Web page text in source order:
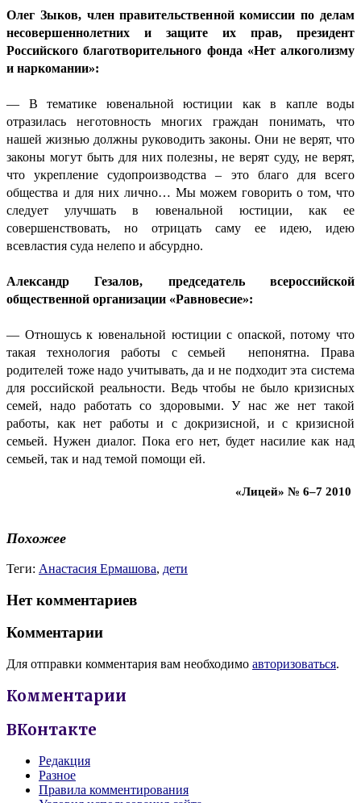
Олег Зыков, член правительственной комиссии по делам
несовершеннолетних и защите их прав, президент
Российского благотворительного фонда «Нет алкоголизму
и наркомании»:
— В тематике ювенальной юстиции как в капле воды
отразилась неготовность многих граждан понимать, что
нашей жизнью должны руководить законы. Они не верят, что
законы могут быть для них полезны, не верят суду, не верят,
что укрепление судопроизводства – это благо для всего
общества и для них лично… Мы можем говорить о том, что
следует улучшать в ювенальной юстиции, как ее
совершенствовать, но отрицать саму ее идею, идею
всевластия суда нелепо и абсурдно.
Александр Гезалов, председатель всероссийской
общественной организации «Равновесие»:
— Отношусь к ювенальной юстиции с опаской, потому что
такая технология работы с семьей
непонятна. Права
родителей тоже надо учитывать, да и не подходит эта система
для российской реальности. Ведь чтобы не было кризисных
семей, надо работать со здоровыми. У нас же нет такой
работы, как нет работы и с докризисной, и с кризисной
семьей. Нужен диалог. Пока его нет, будет насилие как над
семьей, так и над темой помощи ей.
«Лицей» № 6–7 2010
Похожее
Теги: Анастасия Ермашова, дети
Нет комментариев
Комментарии
Для отправки комментария вам необходимо авторизоваться.
Комментарии
ВКонтакте
Редакция
Разное
Правила комментирования